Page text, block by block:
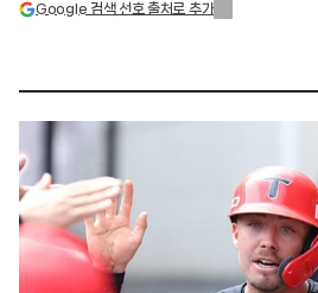
Google 검색 선호 출처로 추가